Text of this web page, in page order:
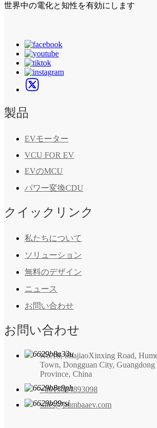
世界中の電化と知性を有効にします
製品
EVモーター
VCU FOR EV
EVのMCU
パワー変換CDU
クイックリンク
私たちについて
ソリューション
無料のデザイン
ニュース
お問い合わせ
お問い合わせ
No.18, ShajiaoXinxing Road,
Town, Dongguan City, Guangdong
Province, China
+8615084893098
sales@pumbaaev.com